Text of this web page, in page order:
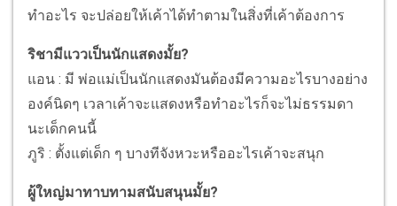
ทำอะไร จะปล่อยให้เค้าได้ทำตามในสิ่งที่เค้าต้องการ
ริชามีแววเป็นนักแสดงมั้ย?
แอน : มี พ่อแม่เป็นนักแสดงมันต้องมีความอะไรบางอย่าง
องค์นิดๆ เวลาเค้าจะแสดงหรือทำอะไรก็จะไม่ธรรมดา
นะเด็กคนนี้
ภูริ : ตั้งแต่เด็ก ๆ บางทีจังหวะหรืออะไรเค้าจะสนุก
ผู้ใหญ่มาทาบทามสนับสนุนมั้ย?